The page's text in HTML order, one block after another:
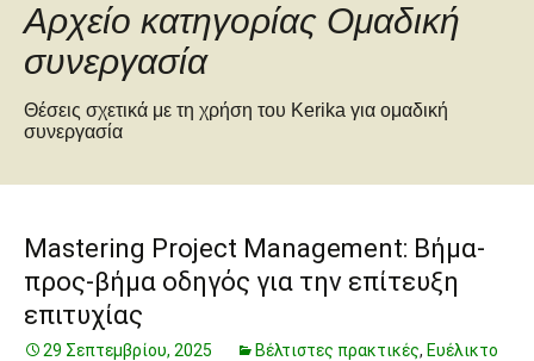
Αρχείο κατηγορίας Ομαδική
συνεργασία
Θέσεις σχετικά με τη χρήση του Kerika για ομαδική
συνεργασία
Mastering Project Management: Βήμα-
προς-βήμα οδηγός για την επίτευξη
επιτυχίας
29 Σεπτεμβρίου, 2025 Βέλτιστες πρακτικές, Ευέλικτο